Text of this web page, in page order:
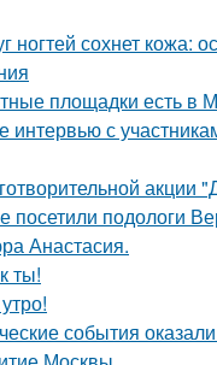
ногтей сохнет кожа:
площадки есть в
интервью с
акции
посетили подологи
Анастасия.
ты!
события